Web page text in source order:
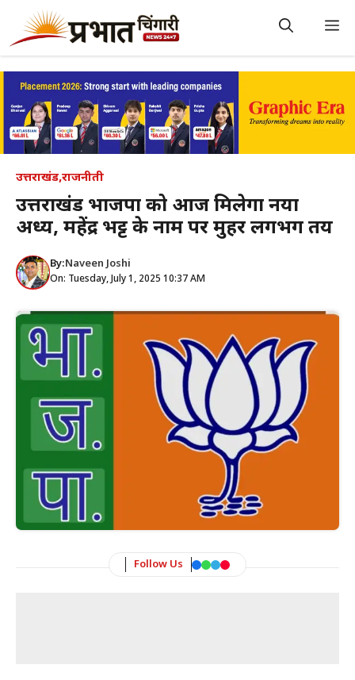
content
उत्तराखंड,राजनीती
उत्तराखंड भाजपा को आज मिलेगा नया
अध्यक्ष, महेंद्र भट्ट के नाम पर मुहर लगभग तय
By:Naveen Joshi
On: Tuesday, July 1, 2025 10:37 AM
Follow Us